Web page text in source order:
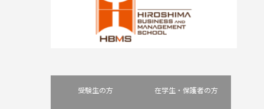
受験生の方 在学生・保護者の方